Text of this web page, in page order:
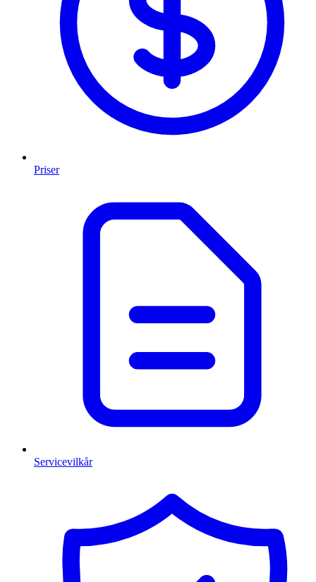
Priser
Servicevilkår